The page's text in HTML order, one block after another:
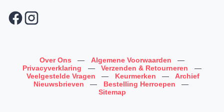
Over Ons — Algemene Voorwaarden
—
Privacyverklaring
— Verzenden & Retourneren
—
Veelgestelde Vragen
— Keurmerken —
Archief
Nieuwsbrieven
— Bestelling Herroepen
—
Sitemap